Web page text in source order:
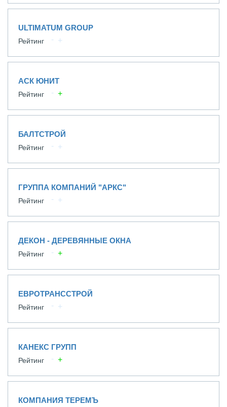
ULTIMATUM GROUP
Рейтинг
АСК ЮНИТ
Рейтинг
БАЛТСТРОЙ
Рейтинг
ГРУППА КОМПАНИЙ "АРКС"
Рейтинг
ДЕКОН - ДЕРЕВЯННЫЕ ОКНА
Рейтинг
ЕВРОТРАНССТРОЙ
Рейтинг
КАНЕКС ГРУПП
Рейтинг
КОМПАНИЯ ТЕРЕМЪ